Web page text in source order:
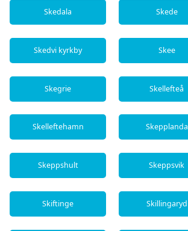
Skedala Skede
Skedvi kyrkby Skee
Skegrie Skellefteå
Skelleftehamn Skepplanda
Skeppshult Skeppsvik
Skiftinge Skillingaryd